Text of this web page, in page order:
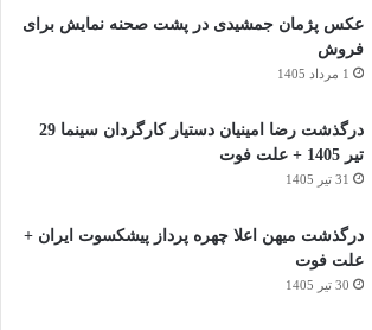
عکس پژمان جمشیدی در پشت صحنه نمایش برای
فروش
1 مرداد 1405
درگذشت رضا امینیان دستیار کارگردان سینما 29
تیر 1405 + علت فوت
31 تیر 1405
درگذشت میهن اعلا چهره پرداز پیشکسوت ایران +
علت فوت
30 تیر 1405